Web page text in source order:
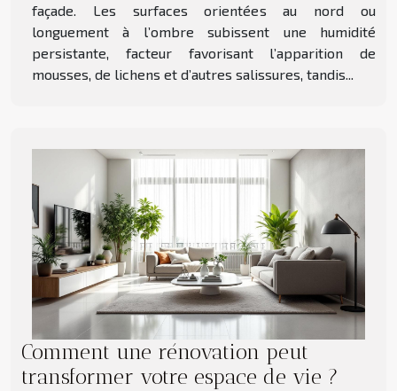
façade. Les surfaces orientées au nord ou
longuement à l’ombre subissent une humidité
persistante, facteur favorisant l’apparition de
mousses, de lichens et d’autres salissures, tandis...
Comment une rénovation peut
transformer votre espace de vie ?